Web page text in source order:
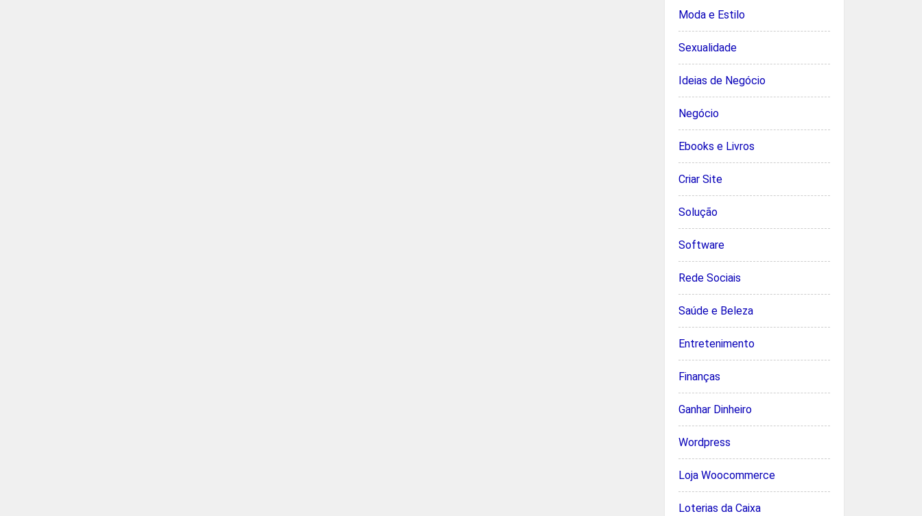
Moda e Estilo
Sexualidade
Ideias de Negócio
Negócio
Ebooks e Livros
Criar Site
Solução
Software
Rede Sociais
Saúde e Beleza
Entretenimento
Finanças
Ganhar Dinheiro
Wordpress
Loja Woocommerce
Loterias da Caixa